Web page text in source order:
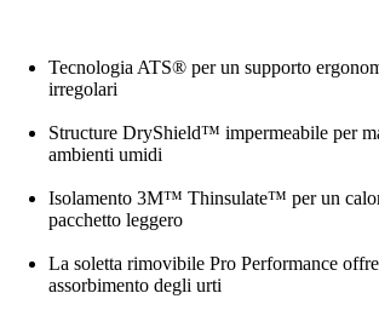
Tecnologia ATS® per un supporto
irregolari
Structure DryShield™ impermeabile per
ambienti umidi
Isolamento 3M™ Thinsulate™ per un
pacchetto leggero
La soletta rimovibile Pro Performance
assorbimento degli urti